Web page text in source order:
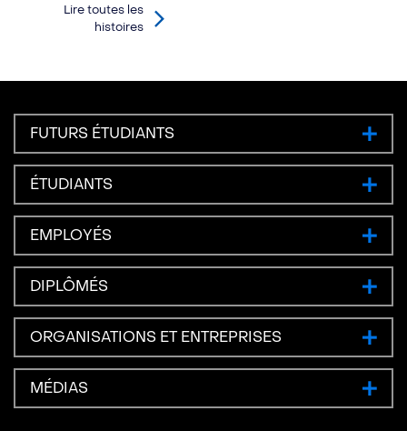
Lire toutes les
histoires
FUTURS ÉTUDIANTS
ÉTUDIANTS
EMPLOYÉS
DIPLÔMÉS
ORGANISATIONS ET ENTREPRISES
MÉDIAS